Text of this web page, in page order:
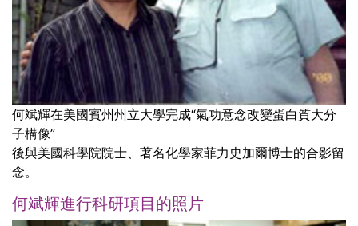
何斌輝在美國賓州州立大學完成“氣功意念改變蛋白質大分
子構像”
後與美國科學院院士、著名化學家菲力史加爾博士的合影留
念。
何斌輝進行科研項目的照片